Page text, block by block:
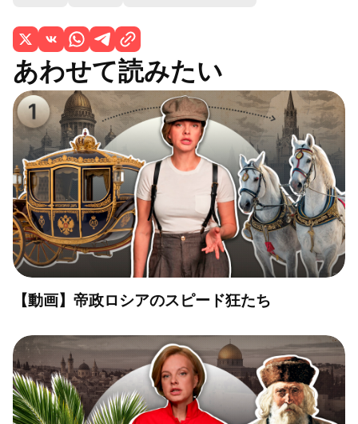
あわせて読みたい
【動画】帝政ロシアのスピード狂たち